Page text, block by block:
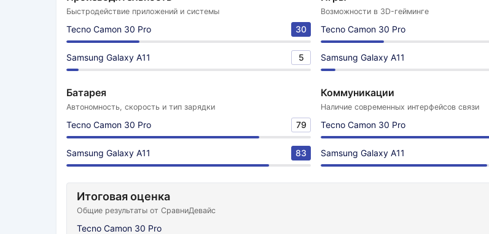
Быстродействие приложений и системы
Tecno Camon 30 Pro 30
Samsung Galaxy A11 5
Возможности в 3D-гейминге
Tecno Camon 30 Pro
Samsung Galaxy A11
Батарея
Автономность, скорость и тип зарядки
Tecno Camon 30 Pro 79
Samsung Galaxy A11 83
Коммуникации
Наличие современных интерфейсов связи
Tecno Camon 30 Pro
Samsung Galaxy A11
Итоговая оценка
Общие результаты от СравниДевайс
Tecno Camon 30 Pro